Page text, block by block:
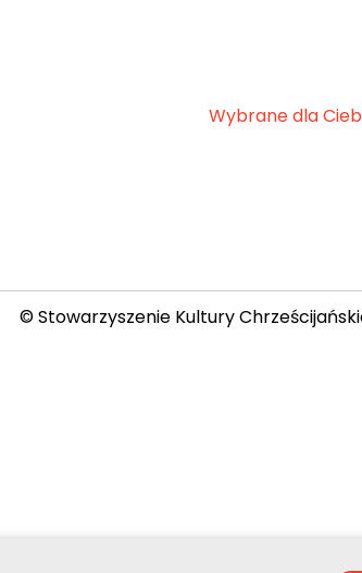
Wybrane dla
© Stowarzyszenie Kultury